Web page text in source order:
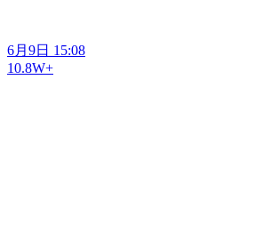
6月9日 15:08
10.8W+